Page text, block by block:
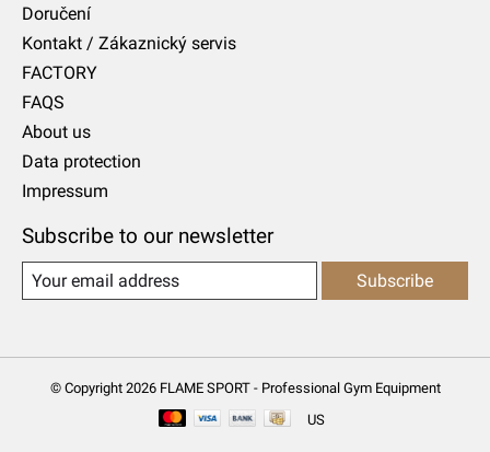
Doručení
Kontakt / Zákaznický servis
FACTORY
FAQS
About us
Data protection
Impressum
Subscribe to our newsletter
Subscribe
© Copyright 2026 FLAME SPORT - Professional Gym Equipment
US